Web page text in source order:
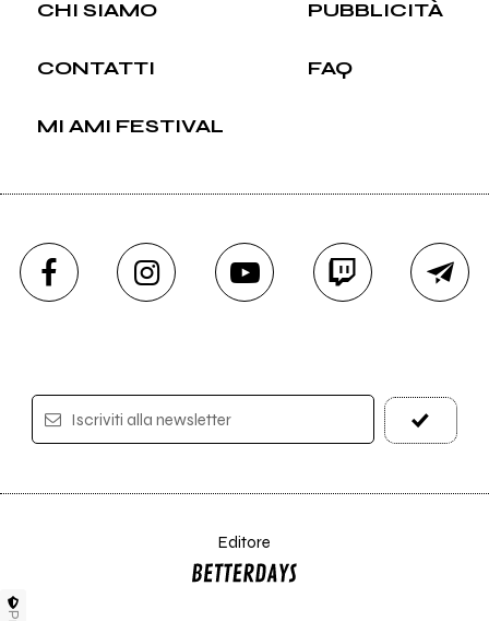
CHI SIAMO PUBBLICITÀ
CONTATTI FAQ
MI AMI FESTIVAL
Iscriviti alla newsletter
Editore